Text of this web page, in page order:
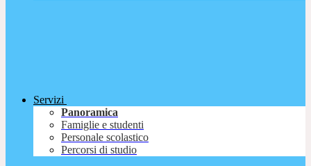
Servizi
Panoramica
Famiglie e studenti
Personale scolastico
Percorsi di studio